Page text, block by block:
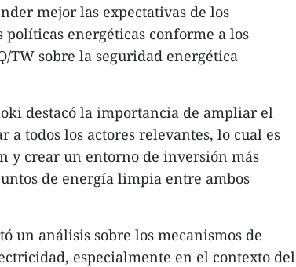
mejor las expectativas de los
políticas energéticas conforme a los
TW sobre la seguridad energética
destacó la importancia de ampliar el
a todos los actores relevantes, lo cual es
y crear un entorno de inversión más
de energía limpia entre ambos
un análisis sobre los mecanismos de
especialmente en el contexto del